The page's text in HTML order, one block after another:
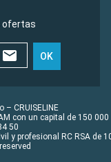
ofertas
OK
CRUISELINE
con un capital de 150 000
50
y profesional RC RSA de